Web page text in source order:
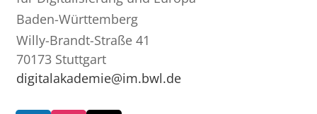
Baden-Württemberg
Willy-Brandt-Straße 41
70173 Stuttgart
digitalakademie@im.bwl.de